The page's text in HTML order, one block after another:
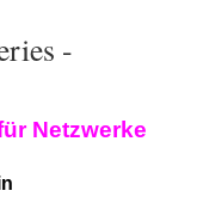
-
Netzwerke